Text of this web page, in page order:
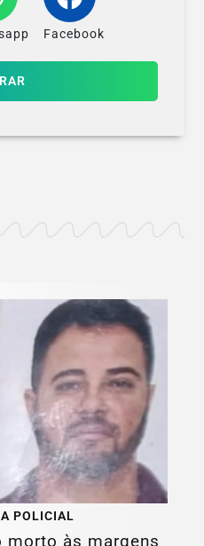
Facebook
POLICIAL
morto às margens